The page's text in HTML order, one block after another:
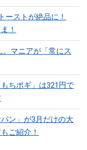
ーストが絶品に！
！
。マニアが「常にス
ちポギ」は321円で
ン」が3月だけの大
ご紹介！